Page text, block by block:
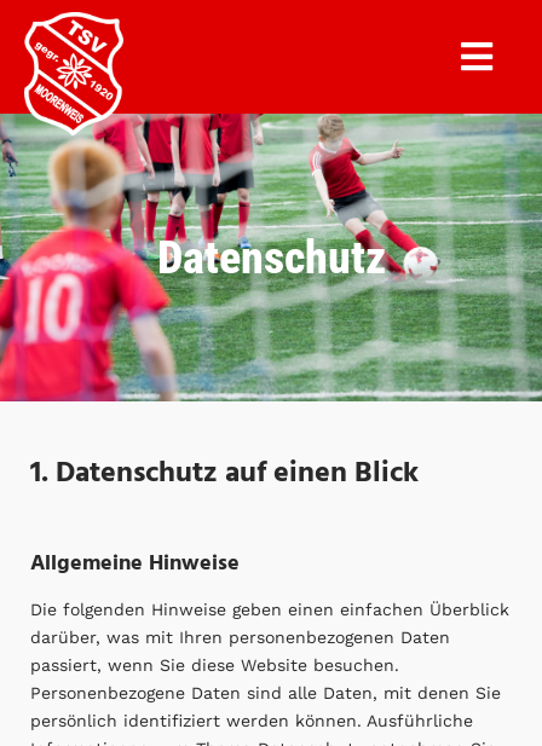
Datenschutz
1. Datenschutz auf einen Blick
Allgemeine Hinweise
Die folgenden Hinweise geben einen einfachen Überblick
darüber, was mit Ihren personenbezogenen Daten
passiert, wenn Sie diese Website besuchen.
Personenbezogene Daten sind alle Daten, mit denen Sie
persönlich identifiziert werden können. Ausführliche